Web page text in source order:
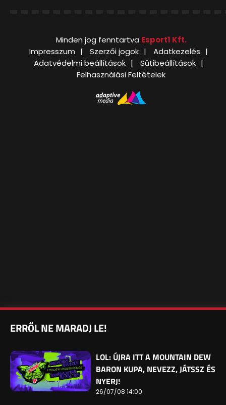
Minden jog fenntartva Esport1 Kft.
Impresszum
Szerzői jogok
Adatkezelés
Adatvédelmi beállítások
Sütibeállítások
Felhasználási Feltételek
ERRŐL NE MARADJ LE!
LOL: ÚJRA ITT A MOUNTAIN DEW
BARON KUPA, NEVEZZ, JÁTSSZ ÉS
NYERJ!
26/07/08 14:00